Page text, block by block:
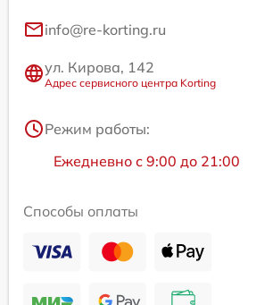
info@re-korting.ru
ул. Кирова, 142
Адрес сервисного центра Korting
Режим работы:
Ежедневно с 9:00 до 21:00
Способы оплаты